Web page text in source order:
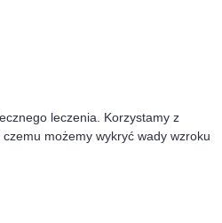
leczenia. Korzystamy z
możemy wykryć wady wzroku